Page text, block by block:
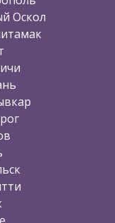
Оскол